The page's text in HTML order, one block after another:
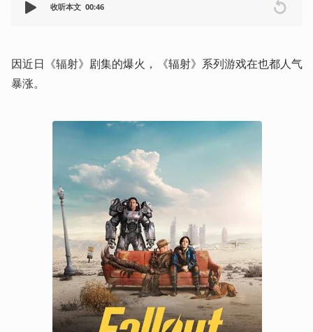
收听本文 00:46
因近日《辐射》剧集的爆火，《辐射》系列游戏在也都人气
暴涨。